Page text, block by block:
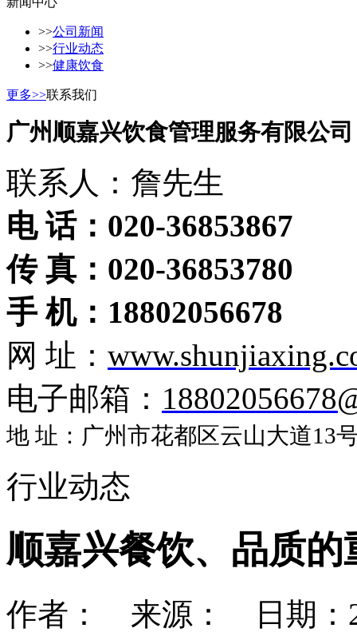
>>公司新闻
>>行业动态
>>健康饮食
更多>>联系我们
广州顺嘉兴饮食管理服务有限公司
联系人：詹先生
电 话：020-36853867
传 真：020-36853780
手 机：18802056678
网 址：
电子邮箱：
地 址：广州市花都区云山大道13
行业动态
顺嘉兴餐饮、品质的
作者： 来源： 日期：